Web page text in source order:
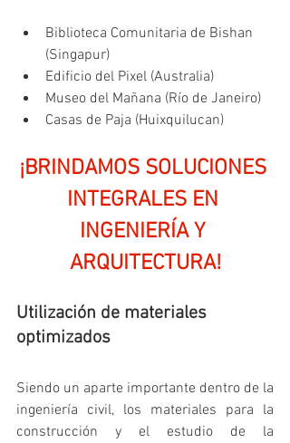
Biblioteca Comunitaria de Bishan
(Singapur)
Edificio del Pixel (Australia)
Museo del Mañana (Río de Janeiro)
Casas de Paja (Huixquilucan)
¡BRINDAMOS SOLUCIONES
INTEGRALES EN
INGENIERÍA Y
ARQUITECTURA!
Utilización de materiales
optimizados
Siendo un aparte importante dentro de la
ingeniería civil, los materiales para la
construcción y el estudio de la